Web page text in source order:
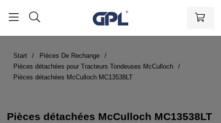
Start
Pièces De Rechange
Pièces détachées pour Tracteurs Tondeuses McCulloch
Pièces détachées McCulloch MC13538LT
Pièces détachées McCulloch MC13538LT